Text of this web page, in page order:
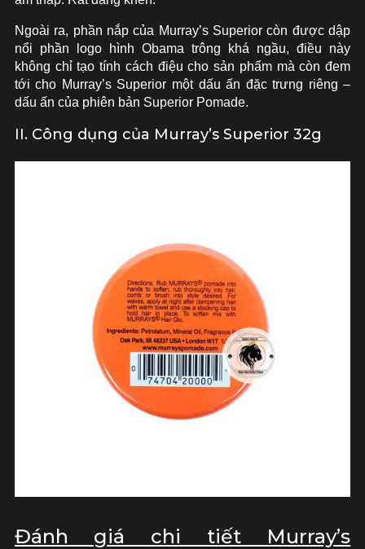
Ngoài ra, phần nắp của Murray’s Superior còn được dập
nổi phần logo hình Obama trông khá ngầu, điều này
không chỉ tạo tính cách điệu cho sản phẩm mà còn đem
tới cho Murray’s Superior một dấu ấn đặc trưng riêng –
dấu ấn của phiên bản Superior Pomade.
II. Công dụng của Murray’s Superior 32g
Đánh giá chi tiết Murray’s